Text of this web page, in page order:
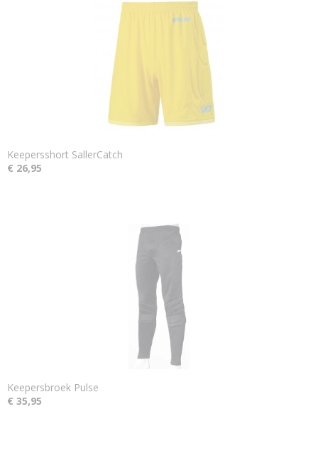
Keepersshort SallerCatch
€ 26,95
Keepersbroek Pulse
€ 35,95